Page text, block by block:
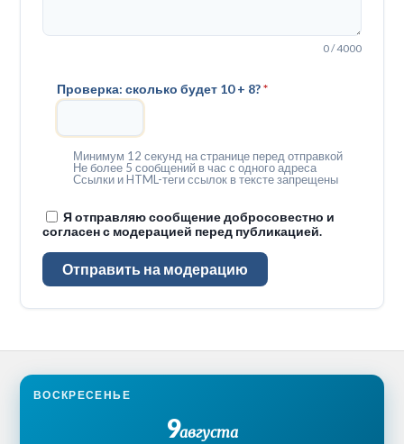
0 / 4000
Проверка: сколько будет 10 + 8?*
Минимум 12 секунд на странице перед отправкой
Не более 5 сообщений в час с одного адреса
Ссылки и HTML-теги ссылок в тексте запрещены
Я отправляю сообщение добросовестно и
согласен с модерацией перед публикацией.
Отправить на модерацию
ВОСКРЕСЕНЬЕ
9августа